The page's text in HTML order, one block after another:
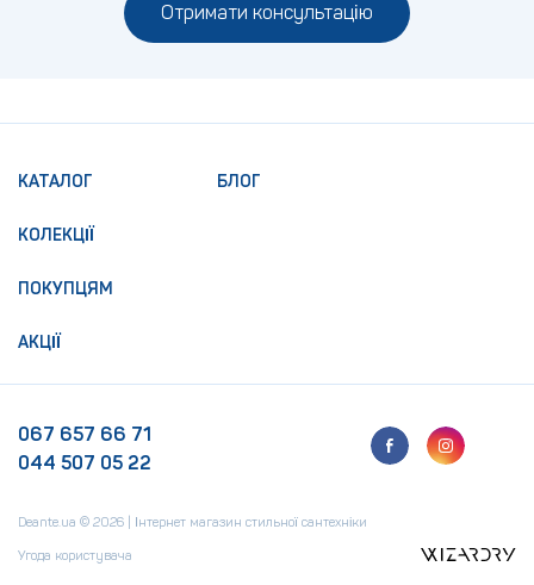
Отримати консультацію
КАТАЛОГ
КОЛЕКЦІЇ
ПОКУПЦЯМ
АКЦІЇ
БЛОГ
067 657 66 71
044 507 05 22
Deante.ua © 2026 | Інтернет магазин стильної сантехніки
Угода користувача